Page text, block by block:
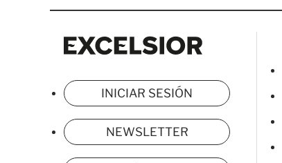
INICIAR SESIÓN
NEWSLETTER